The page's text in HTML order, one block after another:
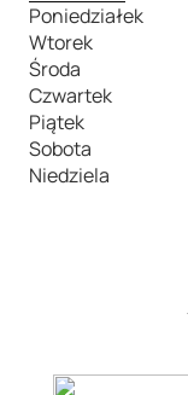
Poniedziałek
Wtorek
Środa
Czwartek
Piątek
Sobota
Niedziela